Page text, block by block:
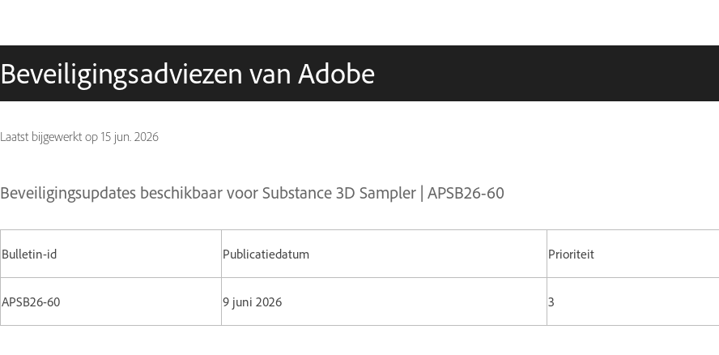
Beveiligingsadviezen van Adobe
Laatst bijgewerkt op 15 jun. 2026
Beveiligingsupdates beschikbaar voor Substance 3D Sampler | APSB26-60
Bulletin-id Publicatiedatum Prioriteit
APSB26-60 9 juni 2026 3